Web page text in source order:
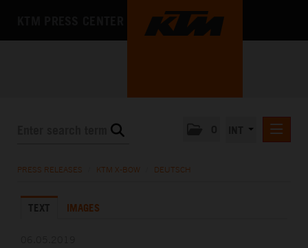
KTM X-BOW
PRESS RELEASES KTM X-BOW DEUTSCH
TEXT IMAGES